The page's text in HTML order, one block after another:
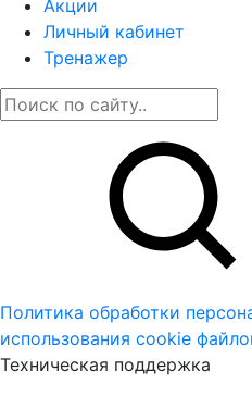
Акции
Личный кабинет
Тренажер
Политика обработки
использования cookie
Техническая поддержка